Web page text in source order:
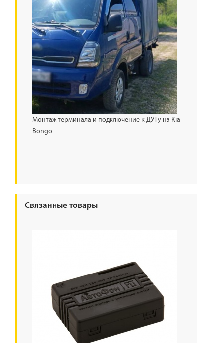
Монтаж терминала и подключение к ДУТу на Kia
Bongo
Связанные товары